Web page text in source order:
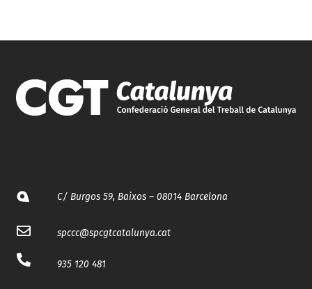
C/ Burgos 59, Baixos – 08014 Barcelona
spccc@spcgtcatalunya.cat
935 120 481